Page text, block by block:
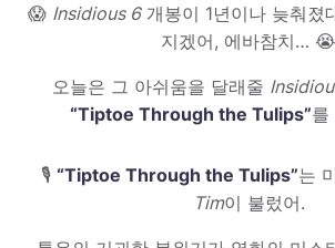
😱 Insidious 6개봉이 1년이나 늦춰졌
지겠어, 에바참치… 😭
오늘은 그 아쉬움을 달래줄
“Tiptoe Through the Tulips”를
🎙️ “Tiptoe Through the Tulips”는
Tim이 불렀어.